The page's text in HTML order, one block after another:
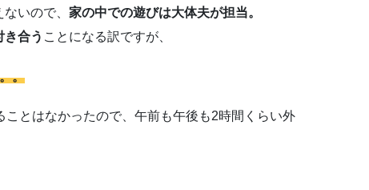
いので、 家の中での遊びは大体夫が担当。
合う ことになる訳ですが、
。
とはなかったので、午前も午後も2時間くらい外